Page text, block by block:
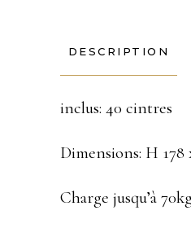
DESCRIPTION
inclus: 40 cintres
Dimensions: H 178
Charge jusqu’à 70kg